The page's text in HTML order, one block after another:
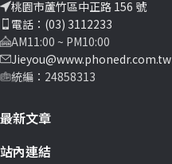
桃園市蘆竹區中正路 156 號
電話：(03) 3112233
AM11:00 ~ PM10:00
Jieyou@www.phonedr.com.tw
統編：24858313
最新文章
站內連結